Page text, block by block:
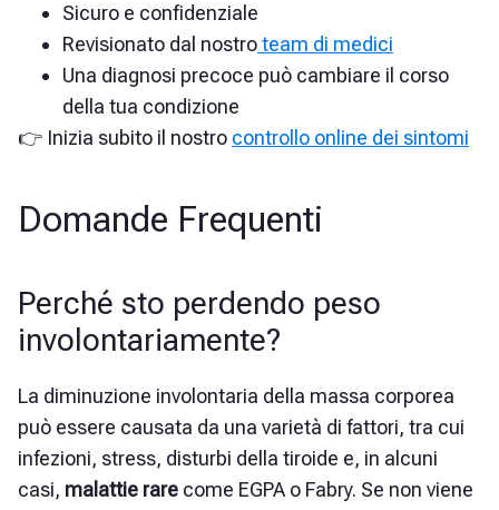
Sicuro e confidenziale
Revisionato dal nostroteam di medici
Una diagnosi precoce può cambiare il corso
della tua condizione
👉 Inizia subito il nostro controllo online dei sintomi
Domande Frequenti
Perché sto perdendo peso
involontariamente?
La diminuzione involontaria della massa corporea
può essere causata da una varietà di fattori, tra cui
infezioni, stress, disturbi della tiroide e, in alcuni
casi, malattie rare come EGPA o Fabry. Se non viene